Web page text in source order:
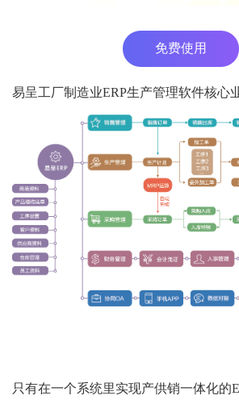
免费使用
易呈工厂制造业ERP生产管理软件核心
只有在一个系统里实现产供销一体化的